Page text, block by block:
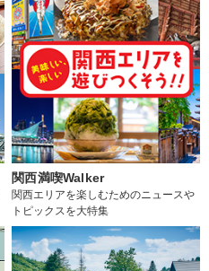
関西満喫Walker
関西エリアを楽しむためのニュースや
トピックスを大特集